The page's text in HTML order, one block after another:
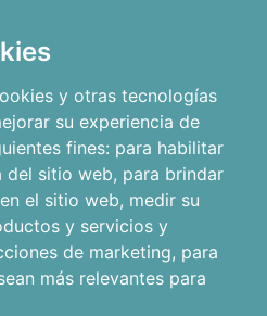
y otras tecnologías
su experiencia de
fines: para habilitar
del sitio web, para brindar
el sitio web, medir su
y servicios y
de marketing, para
más relevantes para